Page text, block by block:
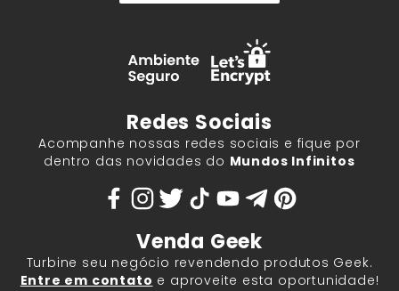
Redes Sociais
Acompanhe nossas redes sociais e fique por
dentro das novidades do Mundos Infinitos
Venda Geek
Turbine seu negócio revendendo produtos Geek.
Entre em contato e aproveite esta oportunidade!